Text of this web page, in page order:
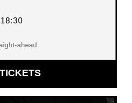
ahead
TICKETSOPENT
IN